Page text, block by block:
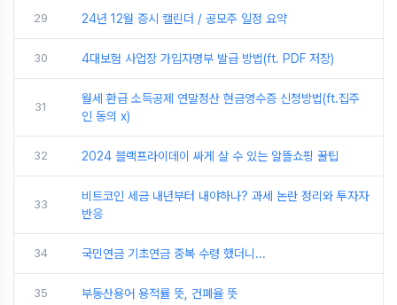
29 24년 12월 증시 캘린더 / 공모주 일정 요약
30 4대보험 사업장 가입자명부 발급 방법(ft. PDF 저장)
31
월세 환급 소득공제 연말정산 현금영수증 신청방법(ft.집주
인 동의 x)
32 2024 블랙프라이데이 싸게 살 수 있는 알뜰쇼핑 꿀팁
33
비트코인 세금 내년부터 내야하나? 과세 논란 정리와 투자자
반응
34 국민연금 기초연금 중복 수령 했더니...
35 부동산용어 용적률 뜻, 건폐율 뜻